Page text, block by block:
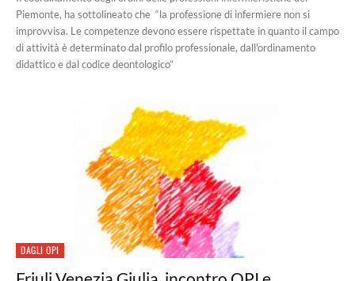
Piemonte, ha sottolineato che “la professione di infermiere non si
improvvisa. Le competenze devono essere rispettate in quanto il campo
di attività è determinato dal profilo professionale, dall'ordinamento
didattico e dal codice deontologico”
DAGLI OPI